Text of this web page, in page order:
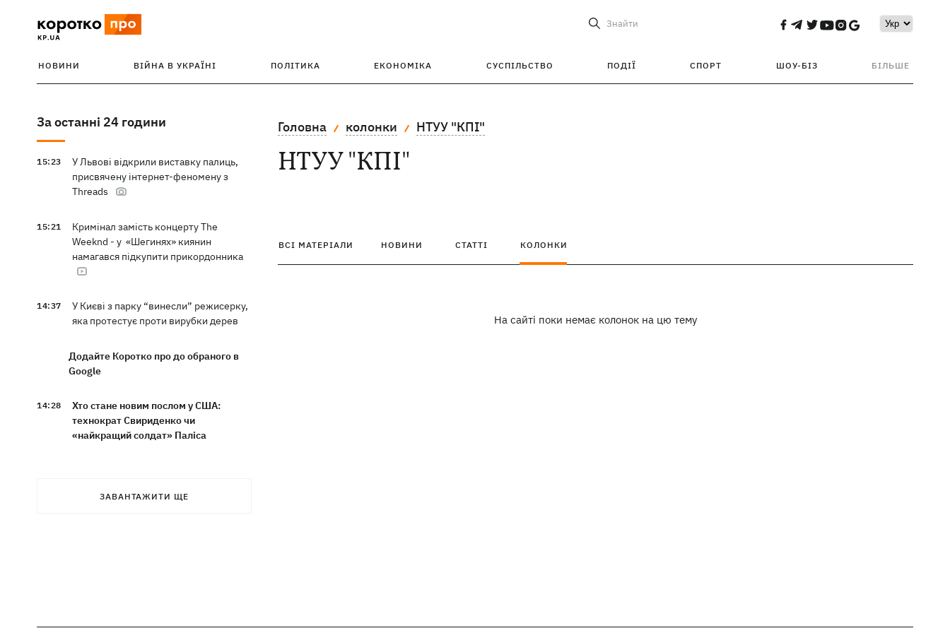
Знайти
НОВИНИ ВІЙНА В УКРАЇНІ ПОЛІТИКА ЕКОНОМІКА СУСПІЛЬСТВО ПОДІЇ СПОРТ ШОУ-БІЗ БІЛЬШЕ
За останні 24 години
15:23
У Львові відкрили виставку палиць,
присвячену інтернет-феномену з
Threads
15:21
Кримінал замість концерту The
Weeknd - у «Шегинях» киянин
намагався підкупити прикордонника
14:37
У Києві з парку “винесли” режисерку,
яка протестує проти вирубки дерев
Додайте Коротко про до обраного в
Google
14:28
Хто стане новим послом у США:
технократ Свириденко чи
«найкращий солдат» Паліса
погода на 7 серпня
ЗАВАНТАЖИТИ ЩЕ
Головна колонки НТУУ "КПІ"
НТУУ "КПІ"
ВСІ МАТЕРІАЛИ НОВИНИ СТАТТІ КОЛОНКИ
На сайті поки немає колонок на цю тему